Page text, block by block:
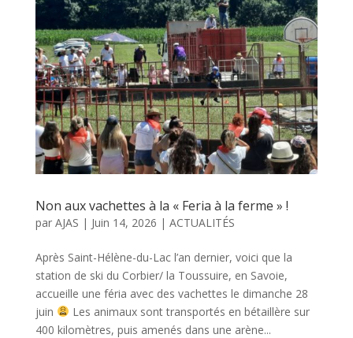
Non aux vachettes à la « Feria à la ferme » !
par AJAS | Juin 14, 2026 | ACTUALITÉS
Après Saint-Hélène-du-Lac l’an dernier, voici que la
station de ski du Corbier/ la Toussuire, en Savoie,
accueille une féria avec des vachettes le dimanche 28
juin
Les animaux sont transportés en bétaillère sur
400 kilomètres, puis amenés dans une arène...